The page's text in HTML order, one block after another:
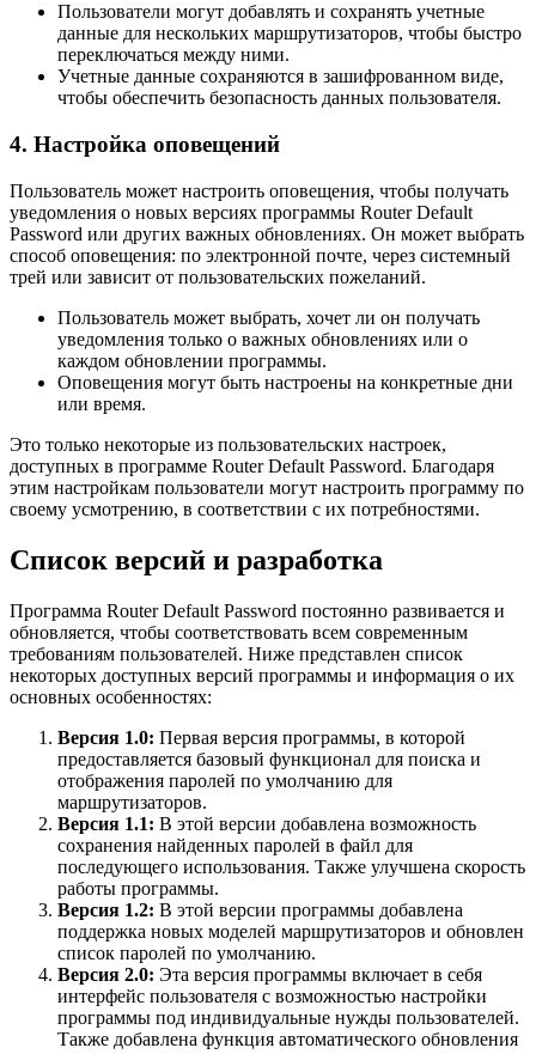
Пользователи могут добавлять и сохранять учетные
данные для нескольких маршрутизаторов, чтобы быстро
переключаться между ними.
Учетные данные сохраняются в зашифрованном виде,
чтобы обеспечить безопасность данных пользователя.
4. Настройка оповещений
Пользователь может настроить оповещения, чтобы получать
уведомления о новых версиях программы Router Default
Password или других важных обновлениях. Он может выбрать
способ оповещения: по электронной почте, через системный
трей или зависит от пользовательских пожеланий.
Пользователь может выбрать, хочет ли он получать
уведомления только о важных обновлениях или о
каждом обновлении программы.
Оповещения могут быть настроены на конкретные дни
или время.
Это только некоторые из пользовательских настроек,
доступных в программе Router Default Password. Благодаря
этим настройкам пользователи могут настроить программу по
своему усмотрению, в соответствии с их потребностями.
Список версий и разработка
Программа Router Default Password постоянно развивается и
обновляется, чтобы соответствовать всем современным
требованиям пользователей. Ниже представлен список
некоторых доступных версий программы и информация о их
основных особенностях:
Версия 1.0: Первая версия программы, в которой
предоставляется базовый функционал для поиска и
отображения паролей по умолчанию для
маршрутизаторов.
Версия 1.1: В этой версии добавлена возможность
сохранения найденных паролей в файл для
последующего использования. Также улучшена скорость
работы программы.
Версия 1.2: В этой версии программы добавлена
поддержка новых моделей маршрутизаторов и обновлен
список паролей по умолчанию.
Версия 2.0: Эта версия программы включает в себя
интерфейс пользователя с возможностью настройки
программы под индивидуальные нужды пользователей.
Также добавлена функция автоматического обновления